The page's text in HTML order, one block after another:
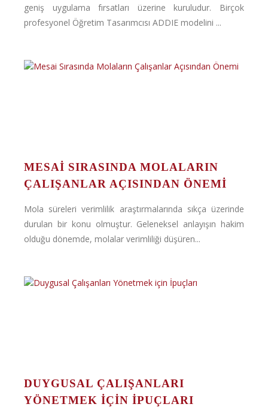
geniş uygulama fırsatları üzerine kuruludur. Birçok
profesyonel Öğretim Tasarımcısı ADDIE modelini ...
MESAI SIRASINDA MOLALARIN
ÇALIŞANLAR AÇISINDAN ÖNEMI
Mola süreleri verimlilik araştırmalarında sıkça üzerinde
durulan bir konu olmuştur. Geleneksel anlayışın hakim
olduğu dönemde, molalar verimliliği düşüren...
DUYGUSAL ÇALIŞANLARI
YÖNETMEK IÇIN İPUÇLARI